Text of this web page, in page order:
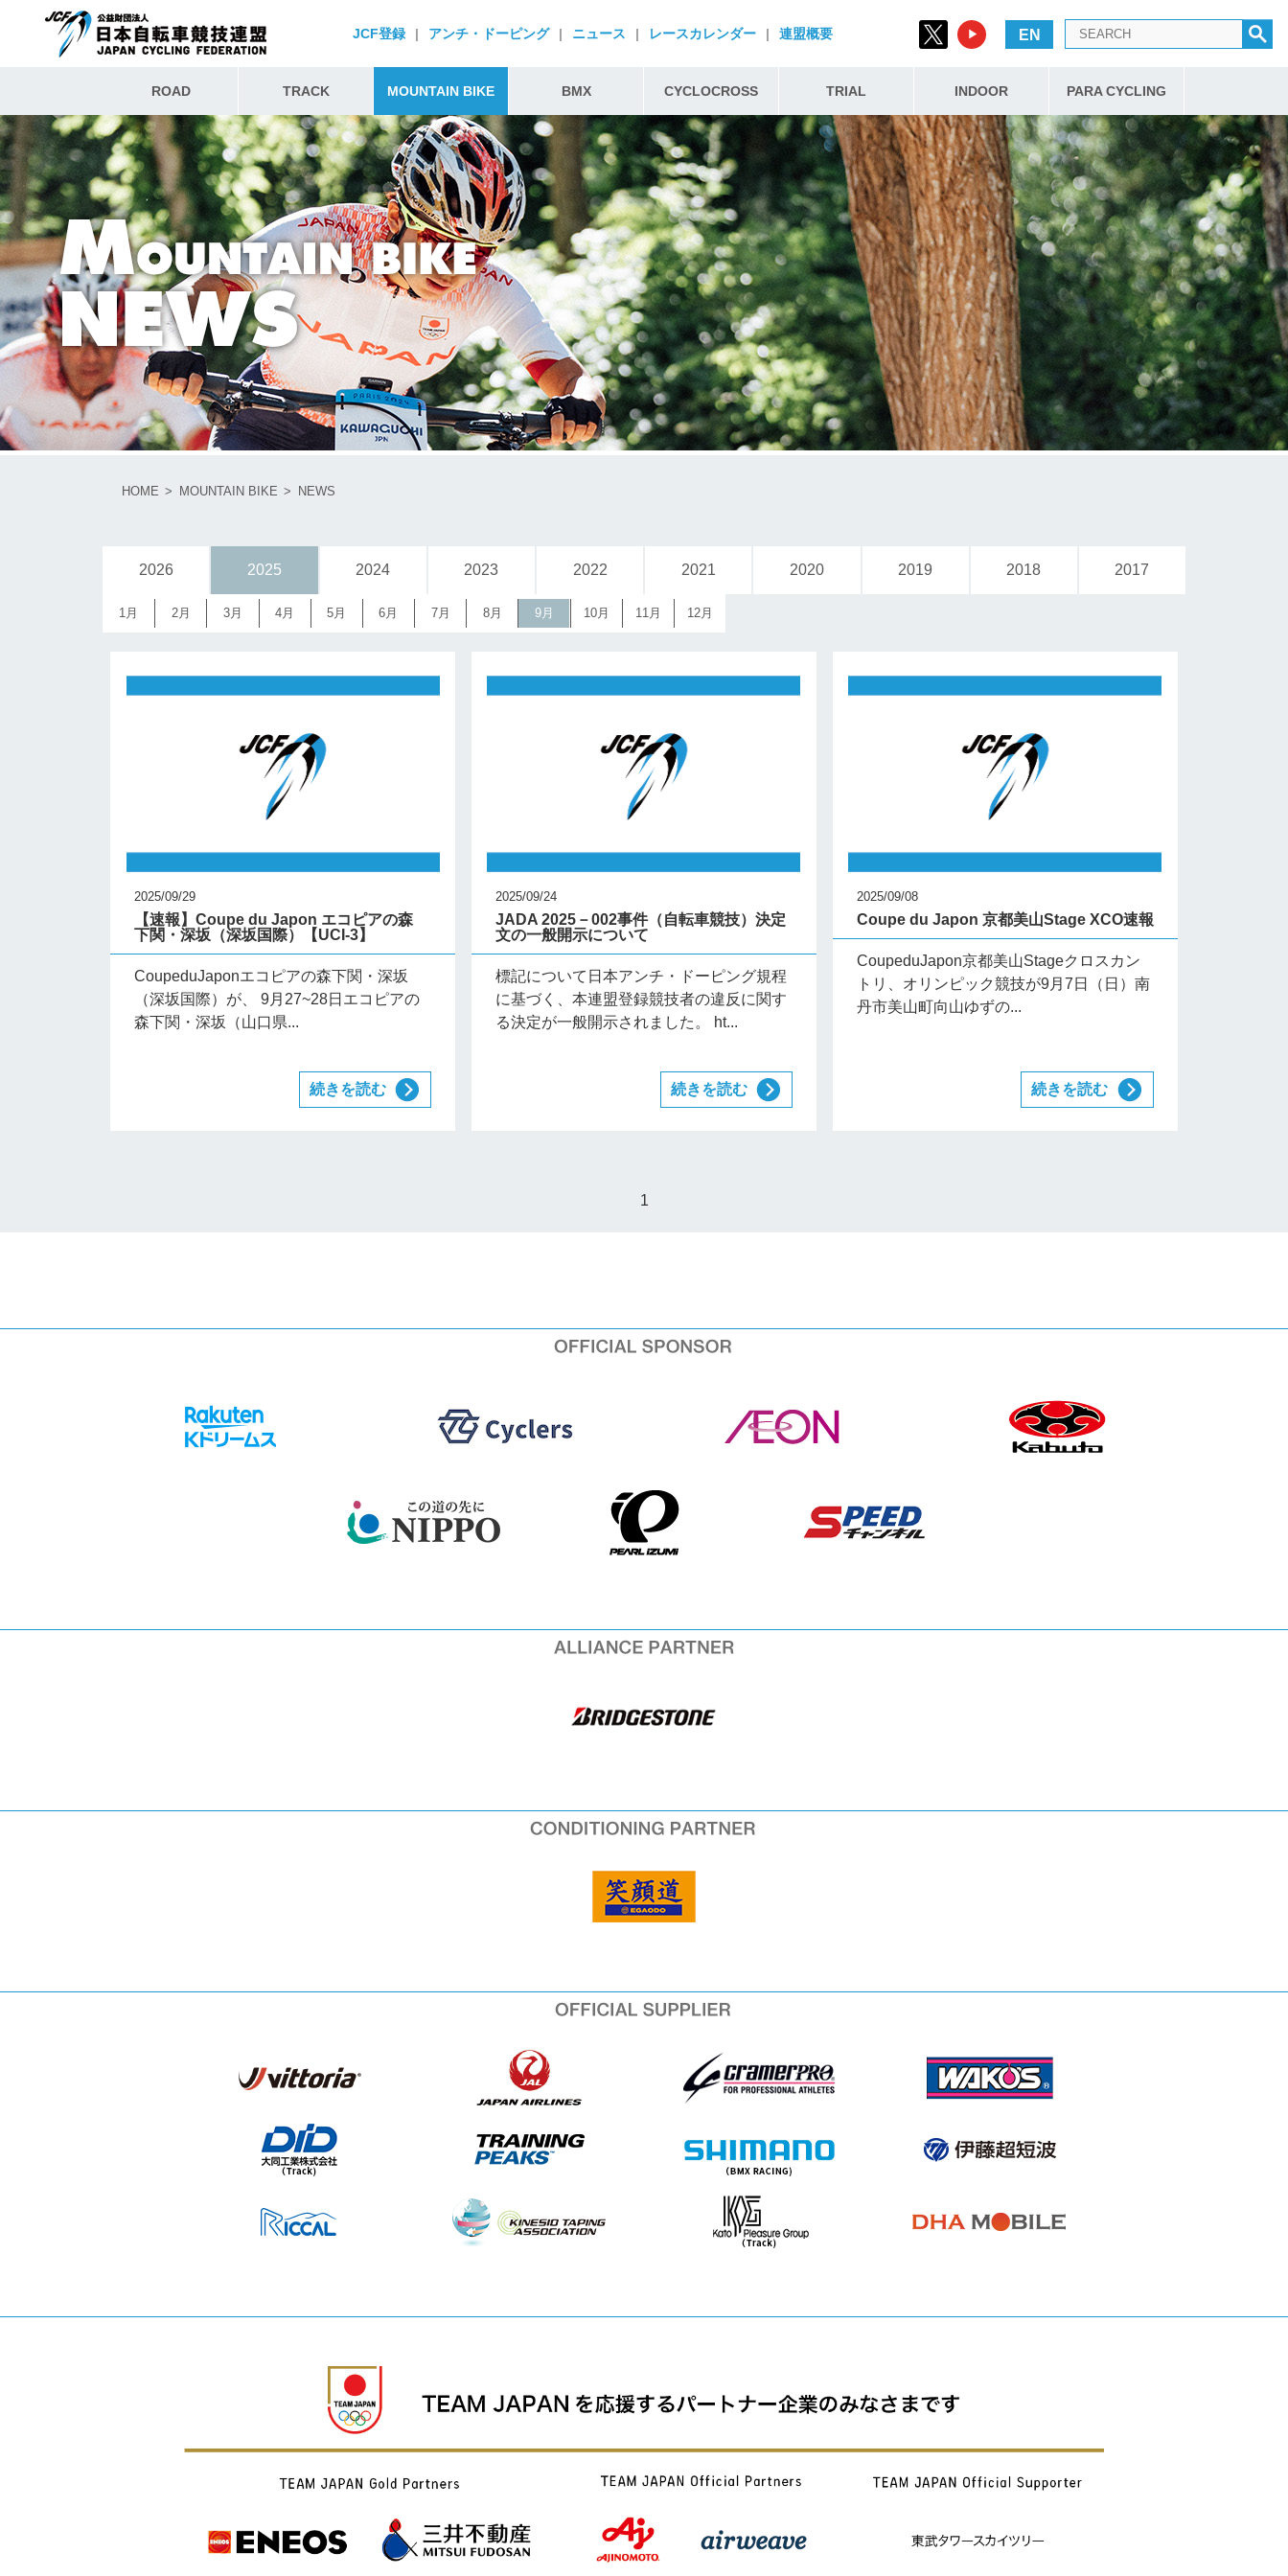
JCF登録 | アンチ・ドーピング | ニュース | レースカレンダー | 連盟概要 EN
ROAD TRACK MOUNTAIN BIKE BMX CYCLOCROSS TRIAL INDOOR PARA CYCLING
HOME MOUNTAIN BIKE NEWS
2026 2025 2024 2023 2022 2021 2020 2019 2018 2017
1月 2月 3月 4月 5月 6月 7月 8月 9月 10月 11月 12月
2025/09/29
【速報】Coupe du Japon エコピアの森
下関・深坂（深坂国際）【UCI-3】
CoupeduJaponエコピアの森下関・深坂
（深坂国際）が、 9月27~28日エコピアの
森下関・深坂（山口県...
続きを読む
2025/09/24
JADA 2025－002事件（自転車競技）決定
文の一般開示について
標記について日本アンチ・ドーピング規程
に基づく、本連盟登録競技者の違反に関す
る決定が一般開示されました。 ht...
続きを読む
2025/09/08
Coupe du Japon 京都美山Stage XCO速報
CoupeduJapon京都美山Stageクロスカン
トリ、オリンピック競技が9月7日（日）南
丹市美山町向山ゆずの...
続きを読む
1